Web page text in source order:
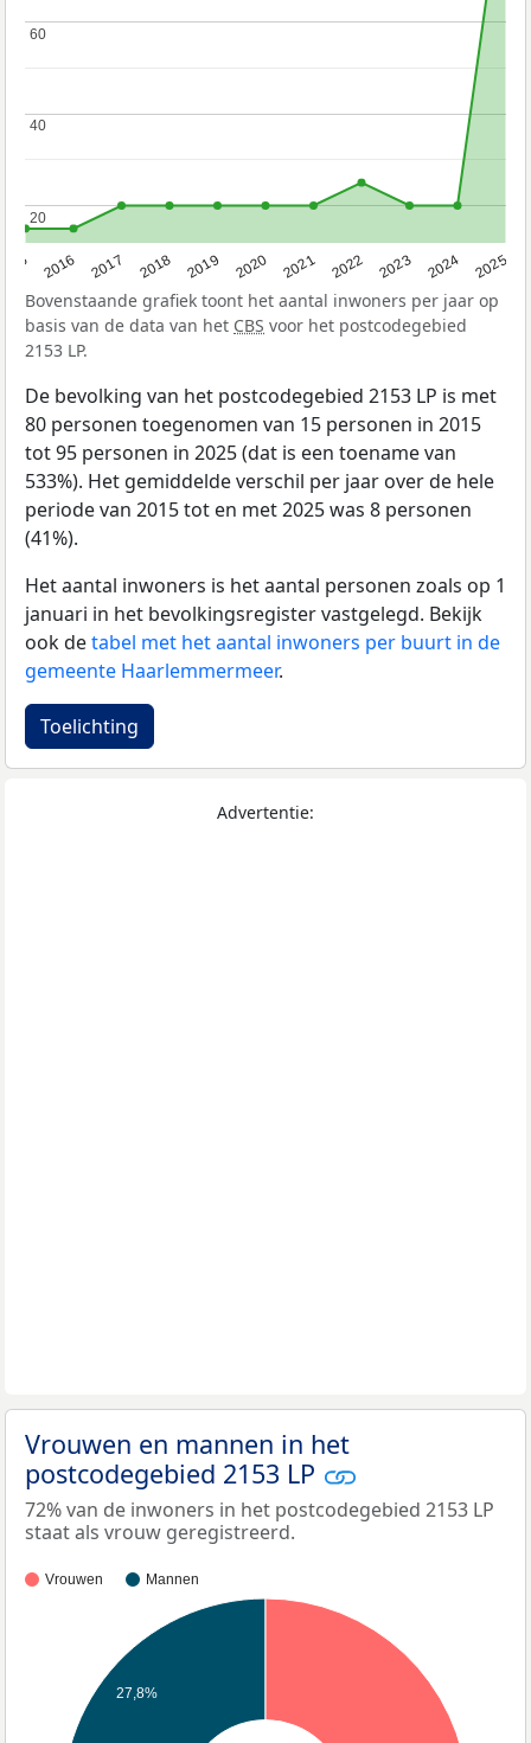
2016 2017 2018 2019 2020 2021 2022 2023 2024 2025
20
20
40
40
60
60
Bovenstaande grafiek toont het aantal inwoners per jaar op
basis van de data van het CBS voor het postcodegebied
2153 LP.
De bevolking van het postcodegebied 2153 LP is met
80 personen toegenomen van 15 personen in 2015
tot 95 personen in 2025 (dat is een toename van
533%). Het gemiddelde verschil per jaar over de hele
periode van 2015 tot en met 2025 was 8 personen
(41%).
Het aantal inwoners is het aantal personen zoals op 1
januari in het bevolkingsregister vastgelegd. Bekijk
ook detabel met het aantal inwoners per buurt in de
gemeente Haarlemmermeer.
Toelichting
Advertentie:
Vrouwen en mannen in het
postcodegebied 2153 LP
72% van de inwoners in het postcodegebied 2153 LP
staat als vrouw geregistreerd.
Vrouwen Mannen
27,8%